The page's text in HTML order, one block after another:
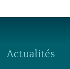
Actualités